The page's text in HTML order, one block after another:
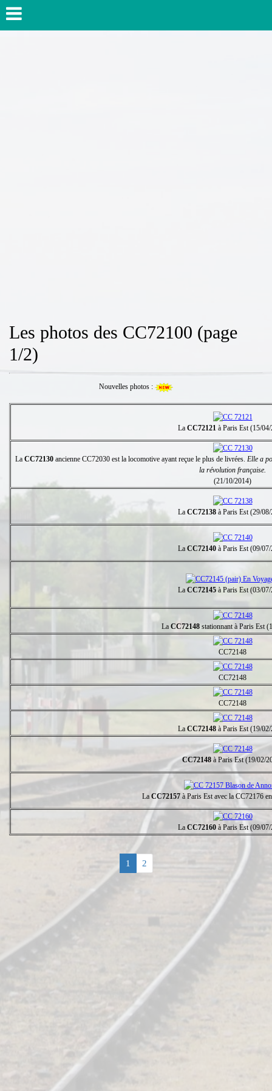
Les photos des CC72100 (page
1/2)
Nouvelles photos :
La CC72121 à Paris Est (15/
La CC72130 ancienne CC72030 est la locomotive ayant reçue le plus de livrées. Elle a
la révolution française.
(21/10/2014)
La CC72138 à Paris Est (29/
La CC72140 à Paris Est (09/
La CC72145 à Paris Est (03/
La CC72148 stationnant à Paris Est
CC72148
CC72148
CC72148
La CC72148 à Paris Est (19/
CC72148 à Paris Est (19/02/
La CC72157 à Paris Est avec la CC72176
La CC72160 à Paris Est (09/
1 2